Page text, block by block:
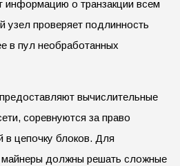
информацию о транзакции всем
узел проверяет подлинность
в пул необработанных
вычислительные
соревнуются за право
в цепочку блоков. Для
майнеры должны решать сложные